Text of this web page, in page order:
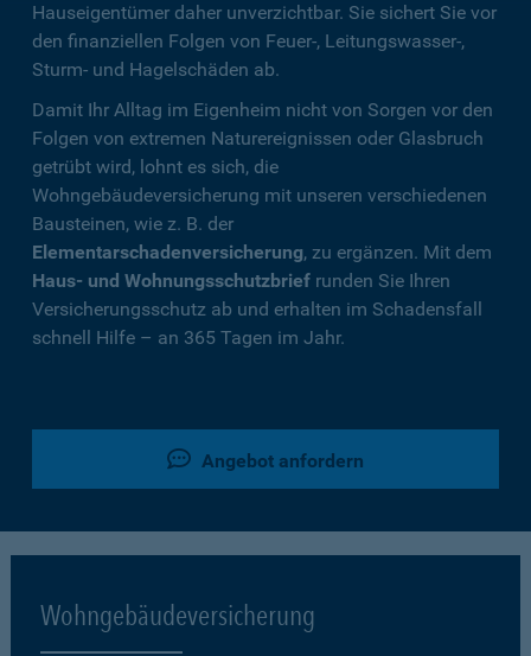
Hauseigentümer daher unverzichtbar. Sie sichert Sie vor
den finanziellen Folgen von Feuer-, Leitungswasser-,
Sturm- und Hagelschäden ab.
Damit Ihr Alltag im Eigenheim nicht von Sorgen vor den
Folgen von extremen Naturereignissen oder Glasbruch
getrübt wird, lohnt es sich, die
Wohngebäudeversicherung mit unseren verschiedenen
Bausteinen, wie z. B. der
Elementarschadenversicherung, zu ergänzen. Mit dem
Haus- und Wohnungsschutzbrief runden Sie Ihren
Versicherungsschutz ab und erhalten im Schadensfall
schnell Hilfe – an 365 Tagen im Jahr.
Angebot anfordern
Wohngebäudeversicherung